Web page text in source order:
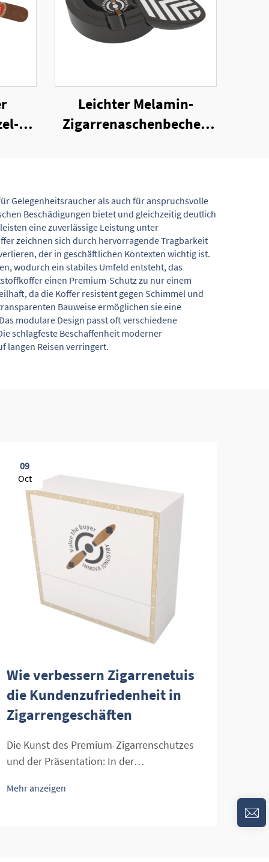
Leichter Melamin-
Zigarrenaschenbecher,
Gelegenheitsraucher als auch für anspruchsvolle
Beschädigungen bietet und gleichzeitig deutlich
eine zuverlässige Leistung unter
zeichnen sich durch hervorragende Tragbarkeit
der in geschäftlichen Kontexten wichtig ist.
wodurch ein stabiles Umfeld entsteht, das
einen Premium-Schutz zu nur einem
da die Koffer resistent gegen Schimmel und
Bauweise ermöglichen sie eine
modulare Design passt oft verschiedene
schlagfeste Beschaffenheit moderner
langen Reisen verringert.
09
Oct
Wie verbessern Zigarrenetuis
die Kundenzufriedenheit in
Zigarrengeschäften
Die Kunst des Premium-Zigarrenschutzes
und der Präsentation: In der
lässt sich die Bedeutung einer
Mehr anzeigen